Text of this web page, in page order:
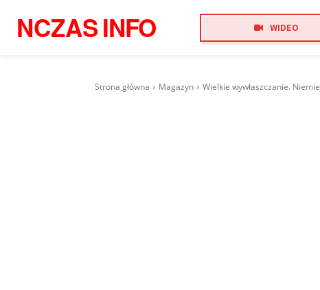
NCZASINFO WIDEO
Strona główna Magazyn Wielkie wywłaszczanie.